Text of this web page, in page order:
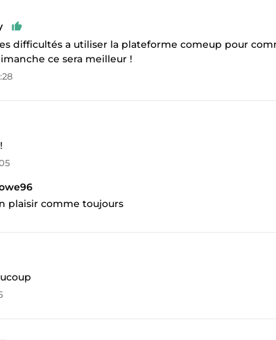
difficultés a utiliser la plateforme comeup pour
ce sera meilleur !
plaisir comme toujours